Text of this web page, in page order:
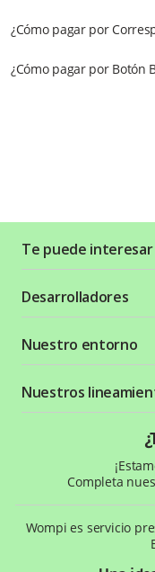
¿Cómo pagar por
¿Cómo pagar por Botón
Te puede interesar
Planes y tarifas
Crea tu cuenta
Seguridad
Términos y
Política de privacidad
Desarrolladores
Recursos gráficos
Status Page
Nuestro entorno
¿Qué es Wompi?
Wiki Wompi
Preguntas frecuentes
Nuestros
Completa
Wompi es servicio